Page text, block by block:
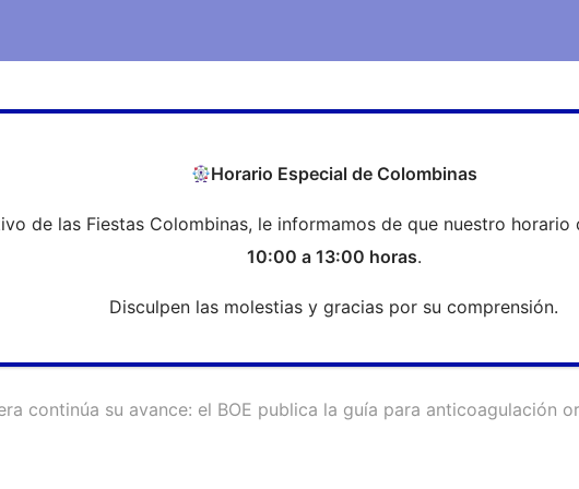
continúa su avance: el BOE publica
continúa su avance: el BOE publica la guía para anticoagulación
Horario Especial de Colombinas
de las Fiestas Colombinas, le informamos de que nuestro horario
10:00 a 13:00 horas.
Disculpen las molestias y gracias por su comprensión.